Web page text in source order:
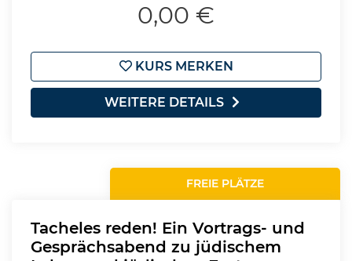
0,00 €
KURS MERKEN
WEITERE DETAILS
FREIE PLÄTZE
Tacheles reden! Ein Vortrags- und
Gesprächsabend zu jüdischem